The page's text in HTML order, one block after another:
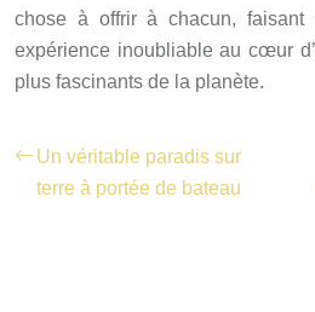
chose à offrir à chacun, faisant
expérience inoubliable au cœur
plus fascinants de la planète.
Un véritable paradis sur
terre à portée de bateau